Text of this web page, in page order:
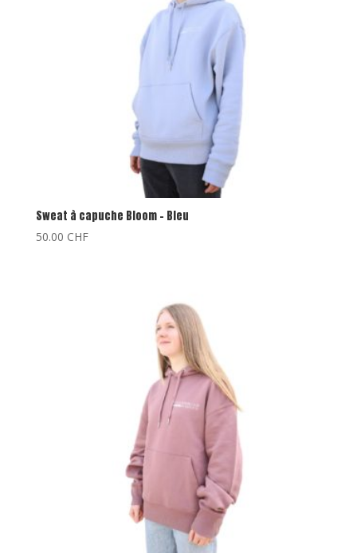
Sweat à capuche Bloom – Bleu
50.00 CHF